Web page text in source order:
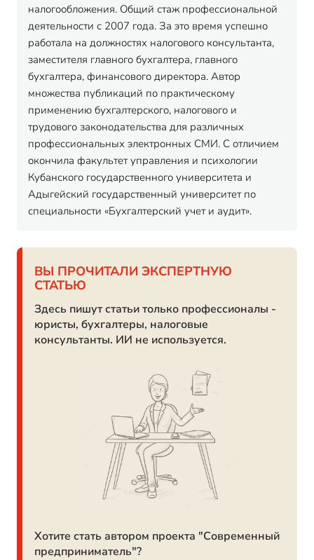
налогообложения. Общий стаж профессиональной
деятельности с 2007 года. За это время успешно
работала на должностях налогового консультанта,
заместителя главного бухгалтера, главного
бухгалтера, финансового директора. Автор
множества публикаций по практическому
применению бухгалтерского, налогового и
трудового законодательства для различных
профессиональных электронных СМИ. С отличием
окончила факультет управления и психологии
Кубанского государственного университета и
Адыгейский государственный университет по
специальности «Бухгалтерский учет и аудит».
ВЫ ПРОЧИТАЛИ ЭКСПЕРТНУЮ
СТАТЬЮ
Здесь пишут статьи только профессионалы -
юристы, бухгалтеры, налоговые
консультанты. ИИ не используется.
Хотите стать автором проекта "Современный
предприниматель"?